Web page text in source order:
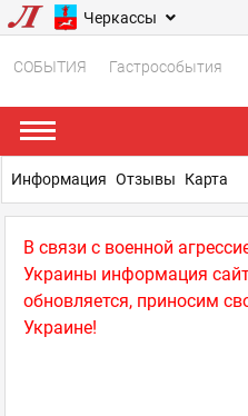
Черкассы
СОБЫТИЯ Гастрособытия
В связи с военной
Украины информация
обновляется, приносим
Украине!
Информация Отзывы Карта